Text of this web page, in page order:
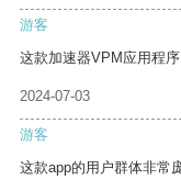
游客
这款加速器VPM应用程
2024-07-03
游客
这款app的用户群体非常